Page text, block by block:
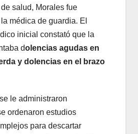
salud, Morales fue
médica de guardia. El
inicial constató que la
dolencias agudas en
y dolencias en el brazo
le administraron
ordenaron estudios
para descartar